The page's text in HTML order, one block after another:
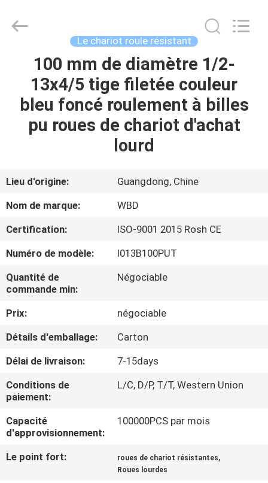
MAISON
PRODUITS
VIDÉOS
AU
SUJET
NOUS
VISITE
D'USINE
CONTRÔLE
DE
QUALITÉ
CONTACTEZ-
NOUS
Metal
Le chariot roule résistant
100 mm de diamètre 1/2-
13x4/5 tige filetée couleur
bleu foncé roulement à billes
pu roues de chariot d'achat
lourd
Lieu d'origine:
Guangdong, Chine
Nom de marque:
WBD
Certification:
ISO-9001 2015 Rosh CE
Numéro de modèle:
I013B100PUT
Quantité de
commande min:
Négociable
Prix:
négociable
Détails d'emballage:
Carton
Délai de livraison:
7-15days
Conditions de
paiement:
L/C, D/P, T/T, Western Union
Capacité
d'approvisionnement:
100000PCS par mois
Le point fort: roues de chariot résistantes,
Roues lourdes